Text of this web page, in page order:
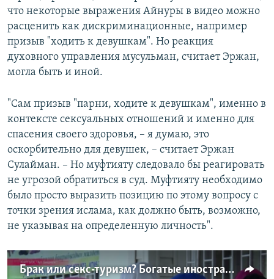
что некоторые выражения Айнуры в видео можно
расценить как дискриминационные, например
призыв "ходить к девушкам". Но реакция
духовного управления мусульман, считает Эржан,
могла быть и иной.
"Сам призыв "парни, ходите к девушкам", именно в
контексте сексуальных отношений и именно для
спасения своего здоровья, – я думаю, это
оскорбительно для девушек, – считает Эржан
Сулайман. – Но муфтияту следовало бы реагировать
не угрозой обратиться в суд. Муфтияту необходимо
было просто выразить позицию по этому вопросу с
точки зрения ислама, как должно быть, возможно,
не указывая на определенную личность".
Брак или секс-туризм? Богатые иностранцы покупают временных жен при помощи брака на одну ночь